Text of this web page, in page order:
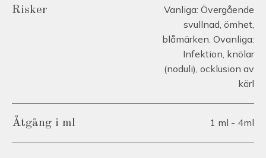
Risker
Vanliga: Övergående
svullnad, ömhet,
blåmärken. Ovanliga:
Infektion, knölar
(noduli), ocklusion av
kärl
Åtgång i ml 1 ml - 4ml